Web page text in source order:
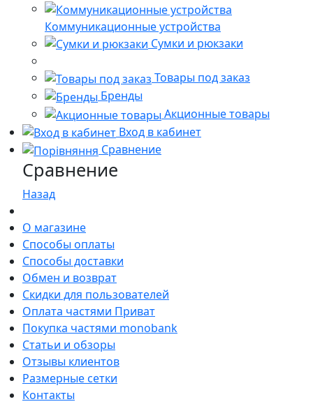
Коммуникационные устройства
Сумки и рюкзаки
Товары под заказ
Бренды
Акционные товары
Вход в кабинет
Сравнение
Сравнение
Назад
О магазине
Способы оплаты
Способы доставки
Обмен и возврат
Скидки для пользователей
Оплата частями Приват
Покупка частями monobank
Статьи и обзоры
Отзывы клиентов
Размерные сетки
Контакты